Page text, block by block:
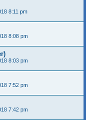
8:11 pm
8:08 pm
8:03 pm
7:52 pm
7:42 pm